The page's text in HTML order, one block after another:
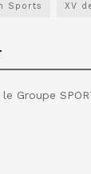
Sports XV
Groupe